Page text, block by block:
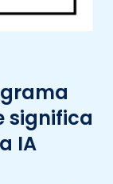
significa
IA